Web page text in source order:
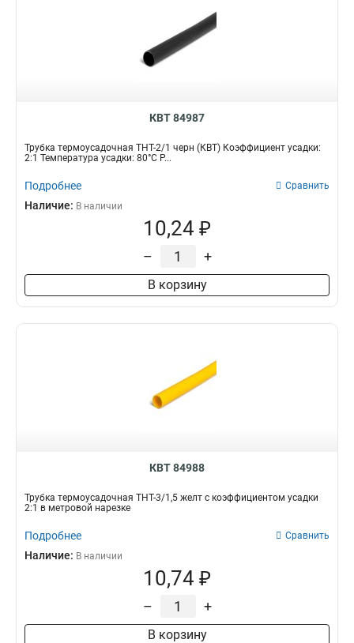
КВТ 84987
Трубка термоусадочная ТНТ-2/1 черн (КВТ) Коэффициент усадки:
2:1 Температура усадки: 80°С Р...
Подробнее Сравнить
Наличие: В наличии
10,24 ₽
– +
В корзину
КВТ 84988
Трубка термоусадочная ТНТ-3/1,5 желт с коэффициентом усадки
2:1 в метровой нарезке
Подробнее Сравнить
Наличие: В наличии
10,74 ₽
– +
В корзину